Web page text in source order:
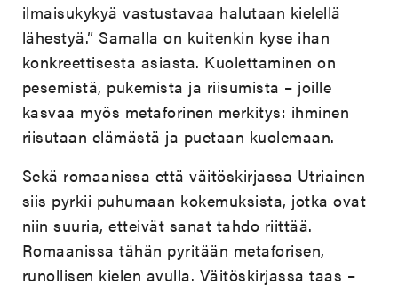
ilmaisukykyä vastustavaa halutaan kielellä
lähestyä.” Samalla on kuitenkin kyse ihan
konkreettisesta asiasta. Kuolettaminen on
pesemistä, pukemista ja riisumista – joille
kasvaa myös metaforinen merkitys: ihminen
riisutaan elämästä ja puetaan kuolemaan.
Sekä romaanissa että väitöskirjassa Utriainen
siis pyrkii puhumaan kokemuksista, jotka ovat
niin suuria, etteivät sanat tahdo riittää.
Romaanissa tähän pyritään metaforisen,
runollisen kielen avulla. Väitöskirjassa taas –